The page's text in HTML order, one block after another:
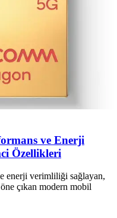
ve Enerji
Özellikleri
enerji verimliliği sağlayan,
çıkan modern mobil